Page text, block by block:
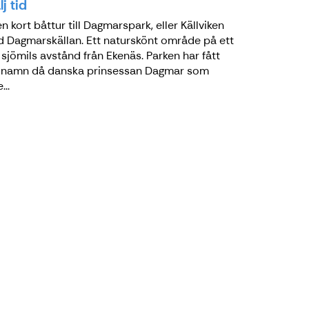
tid
kort båttur till Dagmarspark, eller Källviken
Dagmarskällan. Ett naturskönt område på ett
avstånd från Ekenäs. Parken har fått
då danska prinsessan Dagmar som